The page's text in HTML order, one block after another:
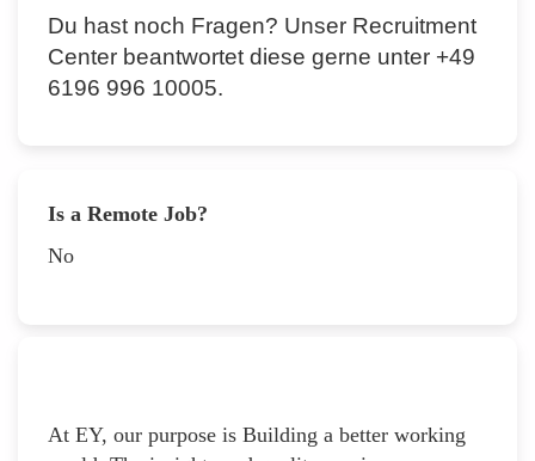
Du hast noch Fragen? Unser Recruitment
Center beantwortet diese gerne unter +49
6196 996 10005.
Is a Remote Job?
No
At EY, our purpose is Building a better working